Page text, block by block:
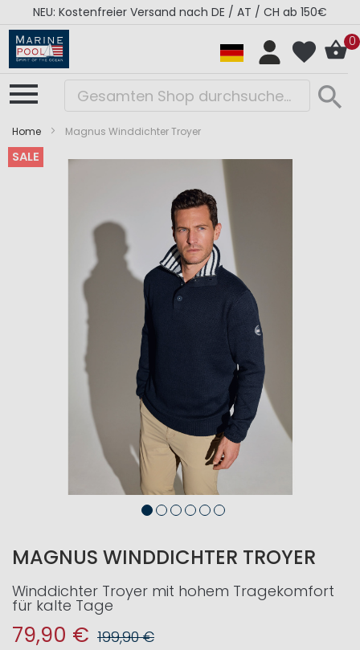
NEU: Kostenfreier Versand nach DE / AT / CH ab 150€
0
Home Magnus Winddichter Troyer
SALE
Zum
Bildergalerie
Zum
Bildergalerie
MAGNUS WINDDICHTER TROYER
Winddichter Troyer mit hohem Tragekomfort
für kalte Tage
79,90 € 199,90 €